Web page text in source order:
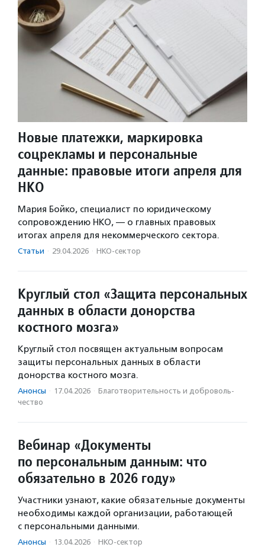
Новые платежки, маркировка
соцрекламы и персональные
данные: правовые итоги апреля для
НКО
Мария Бойко, специалист по юридическому
сопровождению НКО, — о главных правовых
итогах апреля для некоммерческого сектора.
Статьи · 29.04.2026 · НКО-сектор
Круглый стол «Защита персональных
данных в области донорства
костного мозга»
Круглый стол посвящен актуальным вопросам
защиты персональных данных в области
донорства костного мозга.
Анонсы · 17.04.2026 · Благотвори­тель­ность и доброволь­
чест­во
Вебинар «Документы
по персональным данным: что
обязательно в 2026 году»
Участники узнают, какие обязательные документы
необходимы каждой организации, работающей
с персональными данными.
Анонсы · 13.04.2026 · НКО-сектор